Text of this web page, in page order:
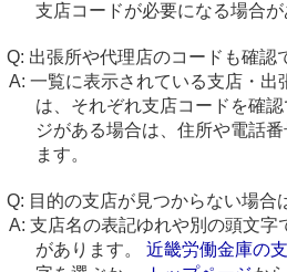
支店コードが必要になる場合が
出張所や代理店のコードも確認
一覧に表示されている支店・出
は、それぞれ支店コードを確
ジがある場合は、住所や電話
ます。
目的の支店が見つからない場合
支店名の表記ゆれや別の頭文字
があります。 近畿労働金庫の